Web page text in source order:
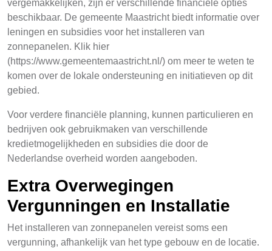
vergemakkelijken, zijn er verschillende financiële opties
beschikbaar. De gemeente Maastricht biedt informatie over
leningen en subsidies voor het installeren van
zonnepanelen. Klik hier
(https://www.gemeentemaastricht.nl/) om meer te weten te
komen over de lokale ondersteuning en initiatieven op dit
gebied.
Voor verdere financiële planning, kunnen particulieren en
bedrijven ook gebruikmaken van verschillende
kredietmogelijkheden en subsidies die door de
Nederlandse overheid worden aangeboden.
Extra Overwegingen
Vergunningen en Installatie
Het installeren van zonnepanelen vereist soms een
vergunning, afhankelijk van het type gebouw en de locatie.